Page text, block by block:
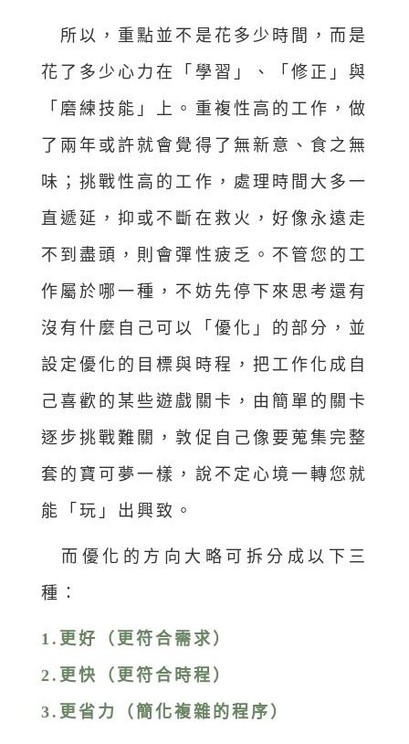
所以，重點並不是花多少時間，而是
花了多少心力在「學習」、「修正」與
「磨練技能」上。重複性高的工作，做
了兩年或許就會覺得了無新意、食之無
味；挑戰性高的工作，處理時間大多一
直遞延，抑或不斷在救火，好像永遠走
不到盡頭，則會彈性疲乏。不管您的工
作屬於哪一種，不妨先停下來思考還有
沒有什麼自己可以「優化」的部分，並
設定優化的目標與時程，把工作化成自
己喜歡的某些遊戲關卡，由簡單的關卡
逐步挑戰難關，敦促自己像要蒐集完整
套的寶可夢一樣，說不定心境一轉您就
能「玩」出興致。
而優化的方向大略可拆分成以下三
種：
1.更好（更符合需求）
2.更快（更符合時程）
3.更省力（簡化複雜的程序）